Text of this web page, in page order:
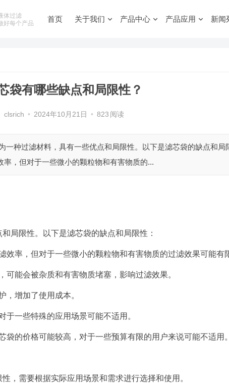
体过滤
好每个产品
首页 关于我们 产品中心 产品应用 新闻
袋有哪些缺点和局限性？
clsrich • 2024年10月21日 • 823 阅读
种过滤材料，具有一些优点和局限性。以下是滤芯袋的缺点和局
，但对于一些微小的颗粒物和有害物质的...
局限性。以下是滤芯袋的缺点和局限性：
效率，但对于一些微小的颗粒物和有害物质的过滤效果可能有
可能会被杂质和有害物质堵塞，影响过滤效果。
，增加了使用成本。
于一些特殊的应用场景可能不适用。
袋的价格可能较高，对于一些预算有限的用户来说可能不适用。
，需要根据实际应用场景和需求进行选择和使用。